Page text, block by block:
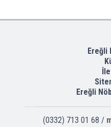
Ereğli
Ereğli
(0332) 713 01 68 /